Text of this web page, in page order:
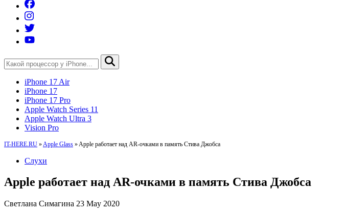
iPhone 17 Air
iPhone 17
iPhone 17 Pro
Apple Watch Series 11
Apple Watch Ultra 3
Vision Pro
IT-HERE.RU » Apple Glass » Apple работает над AR-очками в память Стива Джобса
Слухи
Apple работает над AR-очками в память Стива Джобса
Светлана Симагина 23 May 2020